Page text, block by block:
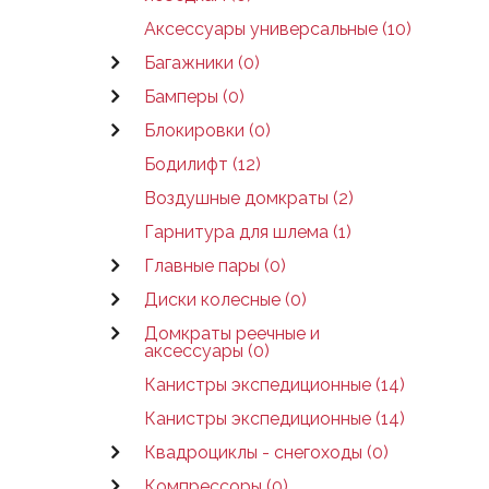
Аксессуары универсальные (10)
Багажники (0)
Бамперы (0)
Блокировки (0)
Бодилифт (12)
Воздушные домкраты (2)
Гарнитура для шлема (1)
Главные пары (0)
Диски колесные (0)
Домкраты реечные и
аксессуары (0)
Канистры экспедиционные (14)
Канистры экспедиционные (14)
Квадроциклы - снегоходы (0)